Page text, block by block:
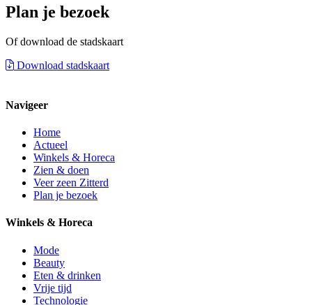
Plan je bezoek
Of download de stadskaart
Download stadskaart
Navigeer
Home
Actueel
Winkels & Horeca
Zien & doen
Veer zeen Zitterd
Plan je bezoek
Winkels & Horeca
Mode
Beauty
Eten & drinken
Vrije tijd
Technologie